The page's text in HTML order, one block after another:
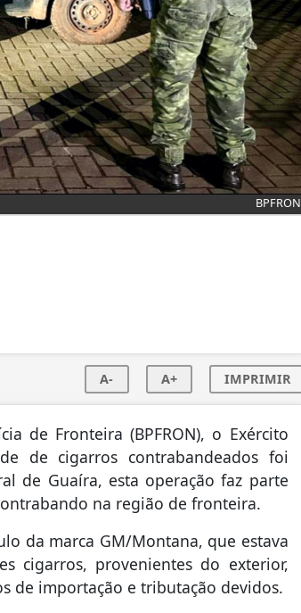
BPFRON
A- A+ IMPRIMIR
de Fronteira (BPFRON), o Exército
de cigarros contrabandeados foi
de Guaíra, esta operação faz parte
na região de fronteira.
da marca GM/Montana, que estava
cigarros, provenientes do exterior,
de importação e tributação devidos.